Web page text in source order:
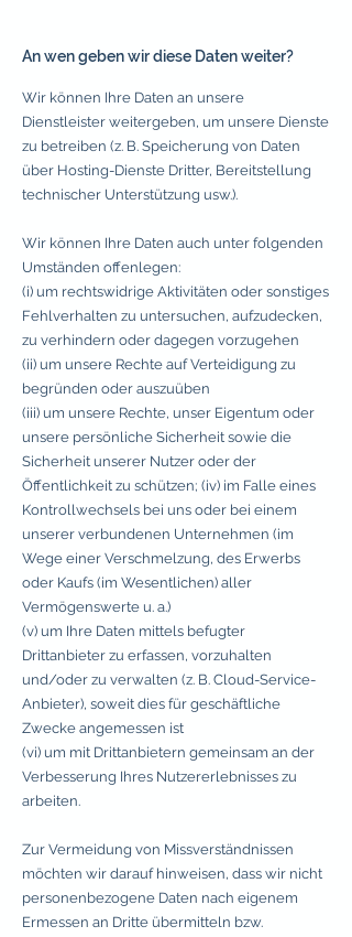
An wen geben wir diese Daten weiter?
Wir können Ihre Daten an unsere
Dienstleister weitergeben, um unsere Dienste
zu betreiben (z. B. Speicherung von Daten
über Hosting-Dienste Dritter, Bereitstellung
technischer Unterstützung usw.).
Wir können Ihre Daten auch unter folgenden
Umständen offenlegen:
(i) um rechtswidrige Aktivitäten oder sonstiges
Fehlverhalten zu untersuchen, aufzudecken,
zu verhindern oder dagegen vorzugehen
(ii) um unsere Rechte auf Verteidigung zu
begründen oder auszuüben
(iii) um unsere Rechte, unser Eigentum oder
unsere persönliche Sicherheit sowie die
Sicherheit unserer Nutzer oder der
Öffentlichkeit zu schützen; (iv) im Falle eines
Kontrollwechsels bei uns oder bei einem
unserer verbundenen Unternehmen (im
Wege einer Verschmelzung, des Erwerbs
oder Kaufs (im Wesentlichen) aller
Vermögenswerte u. a.)
(v) um Ihre Daten mittels befugter
Drittanbieter zu erfassen, vorzuhalten
und/oder zu verwalten (z. B. Cloud-Service-
Anbieter), soweit dies für geschäftliche
Zwecke angemessen ist
(vi) um mit Drittanbietern gemeinsam an der
Verbesserung Ihres Nutzererlebnisses zu
arbeiten.
Zur Vermeidung von Missverständnissen
möchten wir darauf hinweisen, dass wir nicht
personenbezogene Daten nach eigenem
Ermessen an Dritte übermitteln bzw.